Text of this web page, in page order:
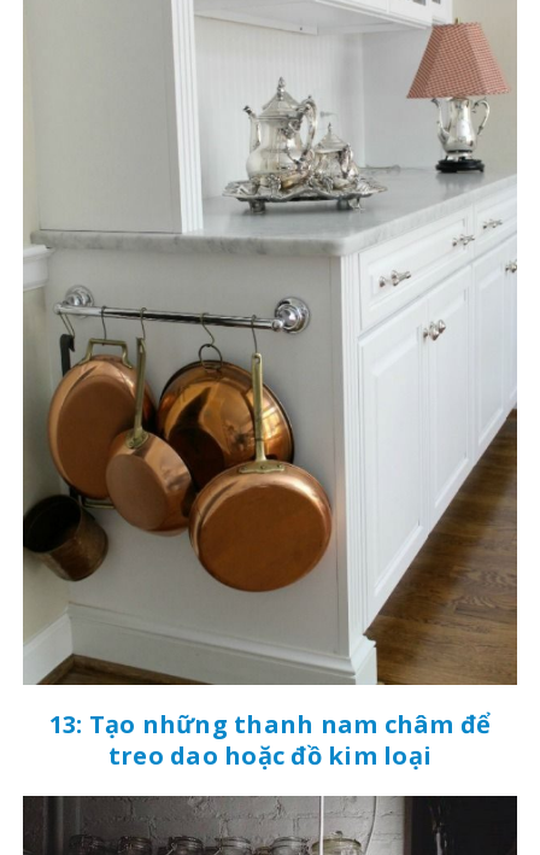
13: Tạo những thanh nam châm để
treo dao hoặc đồ kim loại